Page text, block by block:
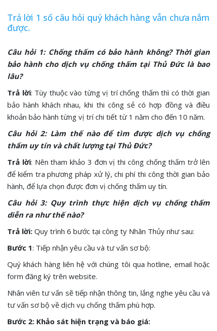
Trả lời 1 số câu hỏi quý khách hàng vẫn chưa nắm
được.
Câu hỏi 1: Chống thấm có bảo hành không? Thời gian
bảo hành cho dịch vụ chống thấm tại Thủ Đức là bao
lâu?
Trả lời: Tùy thuộc vào từng vị trí chống thấm thì có thời gian
bảo hành khách nhau, khi thi công sẻ có hợp đồng và điều
khoản bảo hành từng vị trí chi tiết từ 1 năm cho đến 10 năm.
Câu hỏi 2: Làm thế nào để tìm được dịch vụ chống
thấm uy tín và chất lượng tại Thủ Đức?
Trả lời: Nên tham khảo 3 đơn vị thi công chống thấm trở lên
để kiểm tra phương pháp xử lý, chi phí thi công thời gian bảo
hành, để lựa chọn được đơn vị chống thấm uy tín.
Câu hỏi 3: Quy trình thực hiện dịch vụ chống thấm
diễn ra như thế nào?
Trả lời: Quy trình 6 bước tại công ty Nhân Thủy như sau:
Bước 1: Tiếp nhận yêu cầu và tư vấn sơ bộ:
Quý khách hàng liên hệ với chúng tôi qua hotline, email hoặc
form đăng ký trên website.
Nhân viên tư vấn sẽ tiếp nhận thông tin, lắng nghe yêu cầu và
tư vấn sơ bộ về dịch vụ chống thấm phù hợp.
Bước 2: Khảo sát hiện trạng và báo giá: